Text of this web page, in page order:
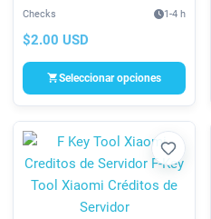
iPhone funciona para saber si tu
bloqueo iCloud de tu dispositivo
Checks 1-4 h
$2.00 USD
Seleccionar opciones
Favorito